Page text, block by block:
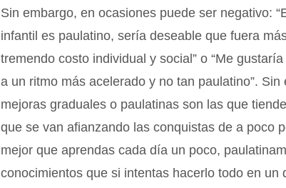
Sin embargo, en ocasiones puede ser negativo:
infantil es paulatino, sería deseable que fuera
tremendo costo individual y social” o “Me
a un ritmo más acelerado y no tan paulatino”.
mejoras graduales o paulatinas son las que
que se van afianzando las conquistas de a poco
mejor que aprendas cada día un poco,
conocimientos que si intentas hacerlo todo en un